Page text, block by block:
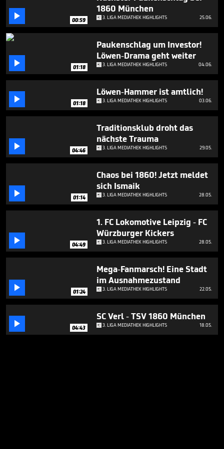
seconds
 00:59
1860 München
3. LIGA MEDIATHEK HIGHLIGHTS 25.06.
 01:18
Paukenschlag um Investor!
Löwen-Drama geht weiter
3. LIGA MEDIATHEK HIGHLIGHTS 04.06.
 01:18
Löwen-Hammer ist amtlich!
3. LIGA MEDIATHEK HIGHLIGHTS 03.06.
 04:46
Traditionsklub droht das
nächste Trauma
3. LIGA MEDIATHEK HIGHLIGHTS 29.05.
 01:14
Chaos bei 1860! Jetzt meldet
sich Ismaik
3. LIGA MEDIATHEK HIGHLIGHTS 28.05.
 04:49
1. FC Lokomotive Leipzig - FC
Würzburger Kickers
3. LIGA MEDIATHEK HIGHLIGHTS 28.05.
 01:24
Mega-Fanmarsch! Eine Stadt
im Ausnahmezustand
3. LIGA MEDIATHEK HIGHLIGHTS 22.05.
 04:43
SC Verl - TSV 1860 München
3. LIGA MEDIATHEK HIGHLIGHTS 18.05.